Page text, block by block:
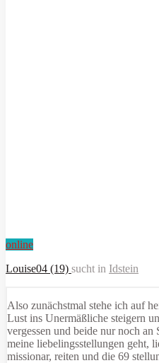
online
Louise04 (19) sucht in Idstein
Also zunächstmal stehe ich auf
Lust ins Unermäßliche steigern
vergessen und beide nur noch
meine liebelingsstellungen geht,
missionar, reiten und die 69